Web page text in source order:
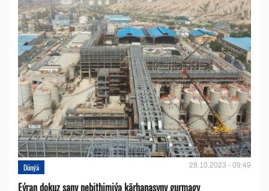
Dünýä 28.10.2023 - 09:49
Eýran dokuz sany nebithimiýa kärhanasyny gurmagy